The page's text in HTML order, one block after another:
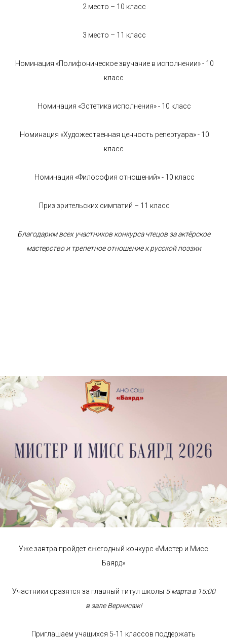
2 место – 10 класс
3 место – 11 класс
Номинация «Полифоническое звучание в исполнении» - 10
класс
Номинация «Эстетика исполнения» - 10 класс
Номинация «Художественная ценность репертуара» - 10
класс
Номинация «Философия отношений» - 10 класс
Приз зрительских симпатий – 11 класс
Благодарим всех участников конкурса чтецов за актёрское
мастерство и трепетное отношение к русской поэзии
Уже завтра пройдет ежегодный конкурс «Мистер и Мисс
Баярд»
Участники сразятся за главный титул школы 5 марта в 15:00
в зале Вернисаж!
Приглашаем учащихся 5-11 классов поддержать